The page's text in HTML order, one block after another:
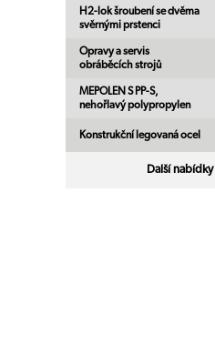
H2-lok šroubení se dvěma
svěrnými prstenci
Opravy a servis
obráběcích strojů
MEPOLEN S PP-S,
nehořlavý polypropylen
Konstrukční legovaná ocel
Další nabídky